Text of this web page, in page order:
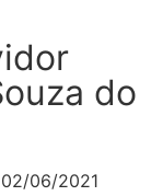
do
02/06/2021